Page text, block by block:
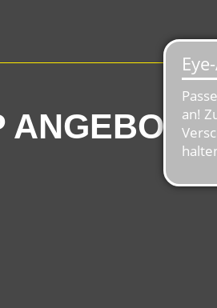
ANGEBOTE